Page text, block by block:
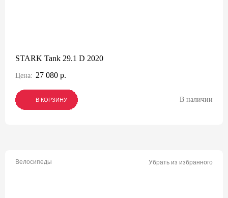
STARK Tank 29.1 D 2020
Цена: 27 080 р.
В КОРЗИНУ
В КОРЗИНУ
В КОРЗИНУ В наличии
Велосипеды Убрать из избранного